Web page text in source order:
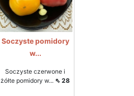
Soczyste pomidory
w...
Soczyste czerwone i
żółte pomidory w... ⇖ 28